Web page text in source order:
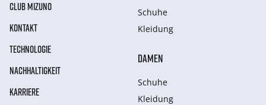
CLUB MIZUNO
KONTAKT
TECHNOLOGIE
NACHHALTIGKEIT
KARRIERE
Schuhe
Kleidung
DAMEN
Schuhe
Kleidung